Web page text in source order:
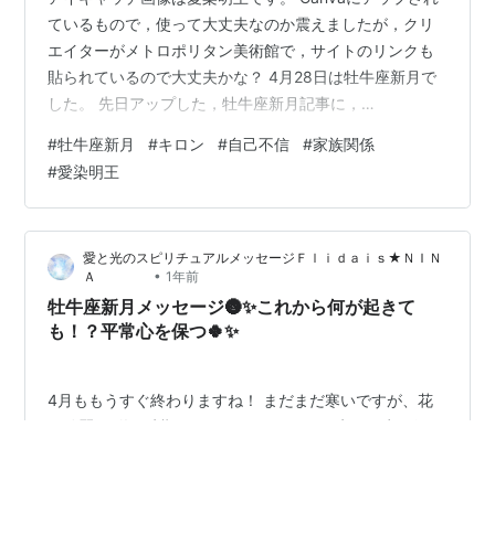
ているもので，使って大丈夫なのか震えましたが，クリ
エイターがメトロポリタン美術館で，サイトのリンクも
貼られているので大丈夫かな？ 4月28日は牡牛座新月で
した。 先日アップした，牡牛座新月記事に，
と，新月は獅子座火星，水瓶座冥王星とで固定宮のTスク
エアを形成しています。 日本だと，獅子座火星は4室，
水瓶座冥王星は10室です。 4室火星だと，家庭から組織
やコミュニティに向けてガー言う感じかな。 10室の水瓶
座冥王星が話し合いに応じてくれたらいいけど，圧をか
#牡牛座新月 #キロン #自己不信 #家族関係
#愛染明王
愛と光のスピリチュアルメッセージＦｌｉｄａｉｓ★ＮＩＮ
Ａ
• 1年前
牡牛座新月メッセージ🌚✨これから何が起きて
も！？平常心を保つ🍀✨